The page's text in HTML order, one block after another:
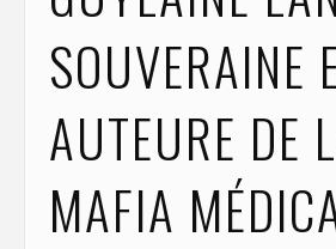
SOUVERAINE
AUTEURE DE
MAFIA